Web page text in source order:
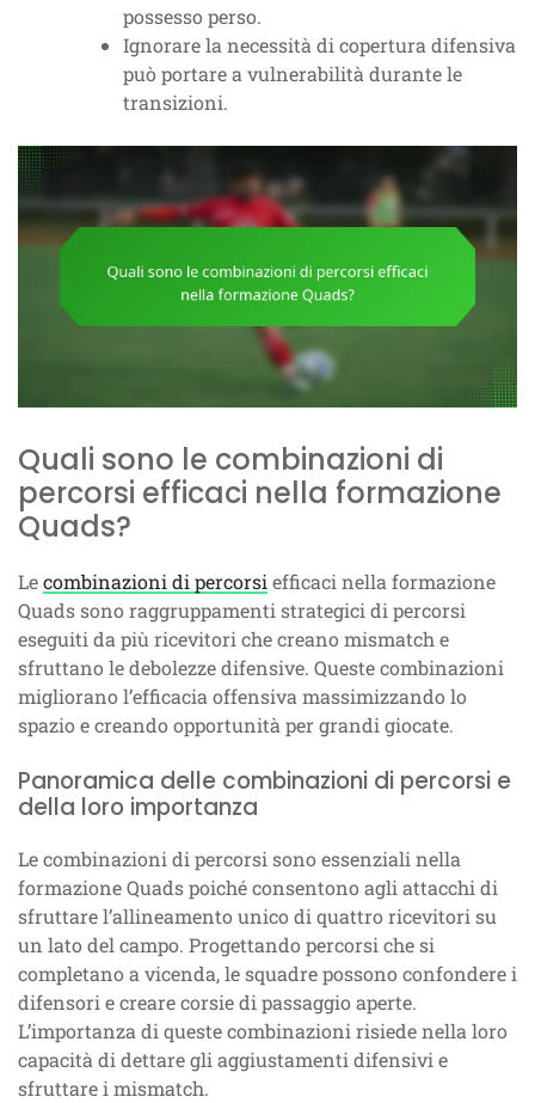
possesso perso.
Ignorare la necessità di copertura difensiva
può portare a vulnerabilità durante le
transizioni.
Quali sono le combinazioni di
percorsi efficaci nella formazione
Quads?
Lecombinazioni di percorsiefficaci nella formazione
Quads sono raggruppamenti strategici di percorsi
eseguiti da più ricevitori che creano mismatch e
sfruttano le debolezze difensive. Queste combinazioni
migliorano l’efficacia offensiva massimizzando lo
spazio e creando opportunità per grandi giocate.
Panoramica delle combinazioni di percorsi e
della loro importanza
Le combinazioni di percorsi sono essenziali nella
formazione Quads poiché consentono agli attacchi di
sfruttare l’allineamento unico di quattro ricevitori su
un lato del campo. Progettando percorsi che si
completano a vicenda, le squadre possono confondere i
difensori e creare corsie di passaggio aperte.
L’importanza di queste combinazioni risiede nella loro
capacità di dettare gli aggiustamenti difensivi e
sfruttare i mismatch.